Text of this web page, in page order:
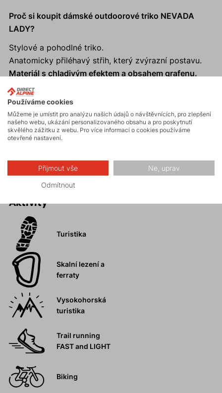
Proč si koupit dámské outdoorové triko NEVADA
LADY?
Stylové a pohodlné triko.
Anatomicky přiléhavý střih, který zvýrazní postavu.
Materiál s chladivým efektem a obsahem grafenu.
Reflexní prvky.
Ideální pro aktivní pohyb; pro širokou škálu
sportovních aktivit od cyklistiky, přes turistiku, až po
skalní lezení.
Triko je opatřeno praktickými otvory na palce a
Aktivity
Turistika
Skalní lezení a
ferraty
Vysokohorská
turistika
Trail running
FAST and LIGHT
Biking
Používáme cookies
Můžeme je umístit pro analýzu našich údajů o návštěvnících, pro zlepšení
našeho webu, ukázání personalizovaného obsahu a pro poskytnutí
skvělého zážitku z webu. Pro více informací o cookies používáme
otevřené nastavení.
Přijmout vše Ne, uprav
Odmítnout